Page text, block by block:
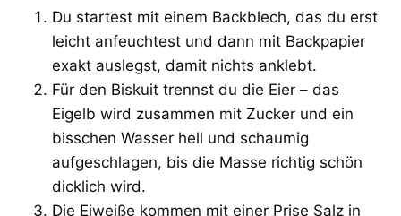
Du startest mit einem Backblech, das du erst
leicht anfeuchtest und dann mit Backpapier
exakt auslegst, damit nichts anklebt.
Für den Biskuit trennst du die Eier – das
Eigelb wird zusammen mit Zucker und ein
bisschen Wasser hell und schaumig
aufgeschlagen, bis die Masse richtig schön
dicklich wird.
Die Eiweiße kommen mit einer Prise Salz in